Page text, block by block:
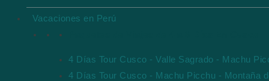
Vacaciones en Perú
4 Días Tour Cusco - Valle Sagrado - Machu
4 Días Tour Cusco - Machu Picchu - Montaña